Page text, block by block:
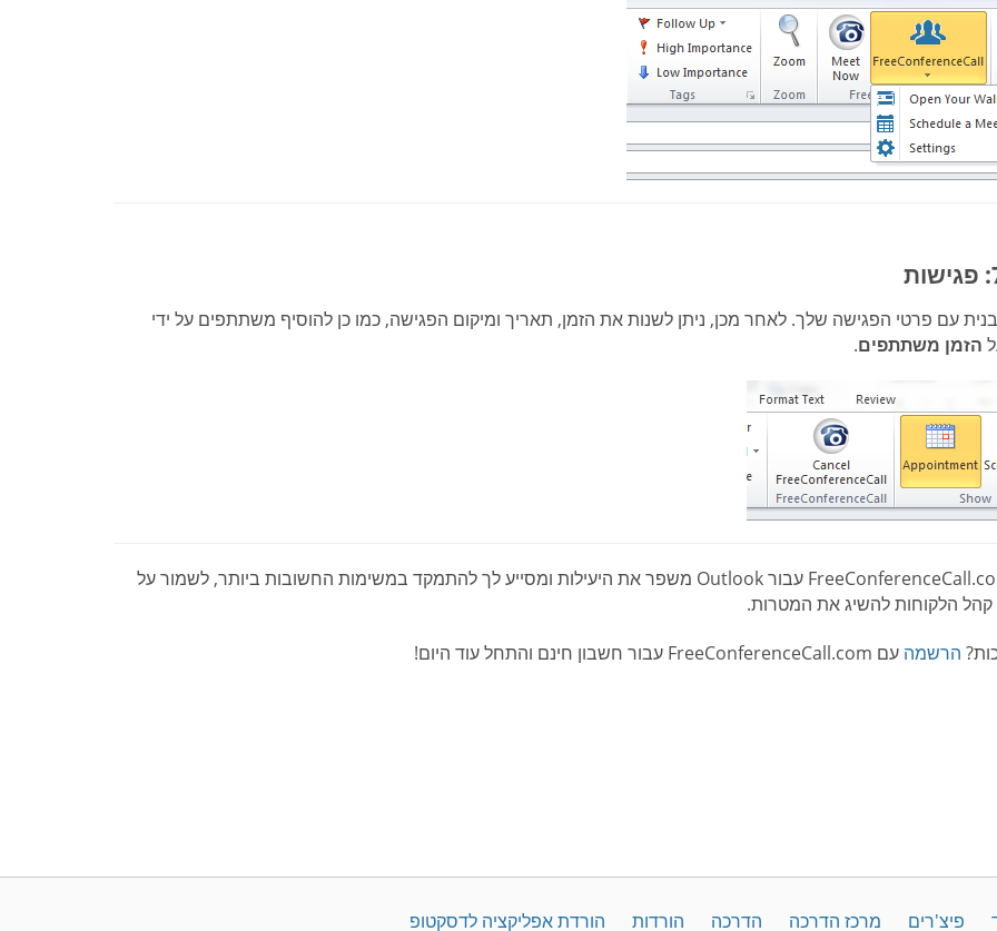
עם פרטי הפגישה שלך. לאחר מכן, ניתן לשנות את הזמן, תאריך ומיקום הפגישה, כמו כן להוסיף משתתפים על ידי
הזמן משתתפים.
תוסף FreeConferenceCall.com עבור Outlook משפר את היעילות ומסייע לך להתמקד במשימות החשובות ביותר, לשמור על
הלקוחות להשיג את המטרות.
הרשמה עם FreeConferenceCall.com עבור חשבון חינם והתחל עוד היום!
פיצ'רים מרכז הדרכה הדרכה הורדות הורדת אפליקציה לדסקטופ